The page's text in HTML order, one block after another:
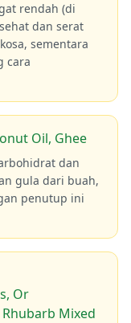
rendah (di
dan serat
sementara
cara
Oil, Ghee
dan
gula dari buah,
penutup ini
Or
Mixed